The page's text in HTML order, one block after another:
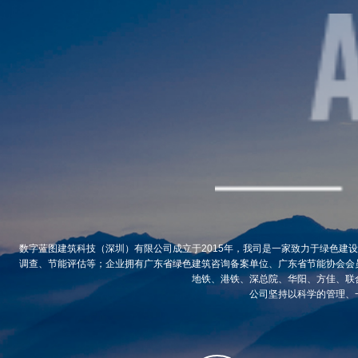
数字蓝图建筑科技（深圳）有限公司成立于2015年，我司是一家致力于绿色建
调查、节能评估等；企业拥有广东省绿色建筑咨询备案单位、广东省节能协会
地铁、港铁、深总院、华阳、方佳、
公司坚持以科学的管理